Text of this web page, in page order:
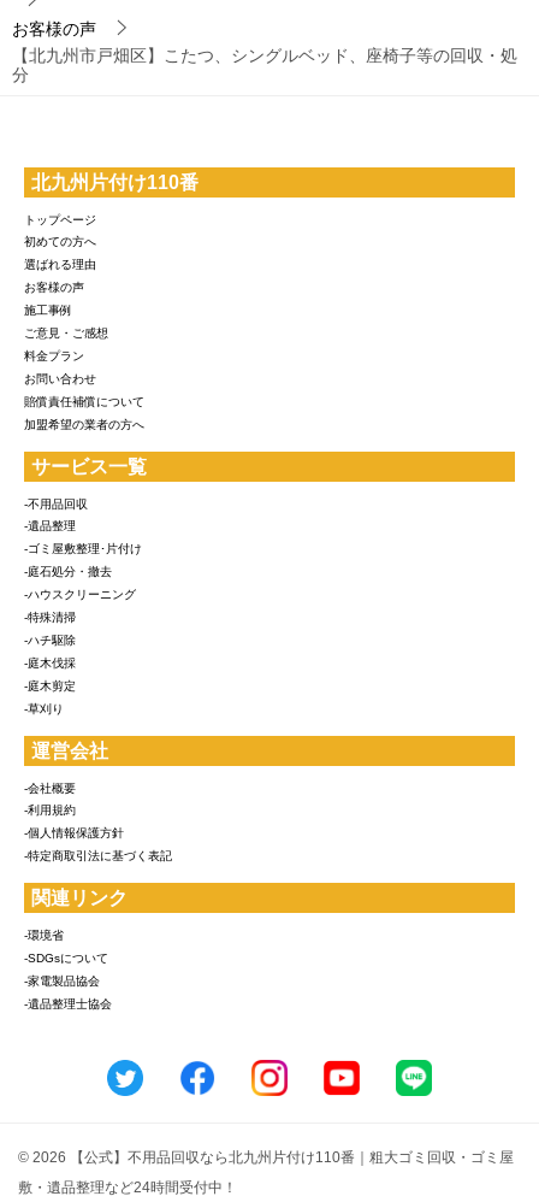
お客様の声
【北九州市戸畑区】こたつ、シングルベッド、座椅子等の回収・処
分
北九州片付け110番
トップページ
初めての方へ
選ばれる理由
お客様の声
施工事例
ご意見・ご感想
料金プラン
お問い合わせ
賠償責任補償について
加盟希望の業者の方へ
サービス一覧
-不用品回収
-遺品整理
-ゴミ屋敷整理･片付け
-庭石処分・撤去
-ハウスクリーニング
-特殊清掃
-ハチ駆除
-庭木伐採
-庭木剪定
-草刈り
運営会社
-会社概要
-利用規約
-個人情報保護方針
-特定商取引法に基づく表記
関連リンク
-環境省
-SDGsについて
-家電製品協会
-遺品整理士協会
© 2026 【公式】不用品回収なら北九州片付け110番｜粗大ゴミ回収・ゴミ屋
敷・遺品整理など24時間受付中！